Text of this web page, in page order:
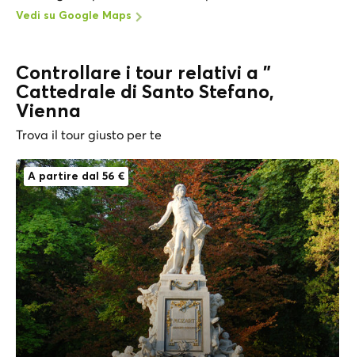
Vedi su Google Maps
Controllare i tour relativi a "
Cattedrale di Santo Stefano,
Vienna
Trova il tour giusto per te
A partire dal 56 €